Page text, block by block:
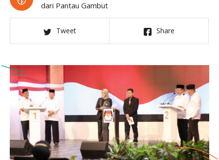
dari Pantau Gambut
Tweet Share